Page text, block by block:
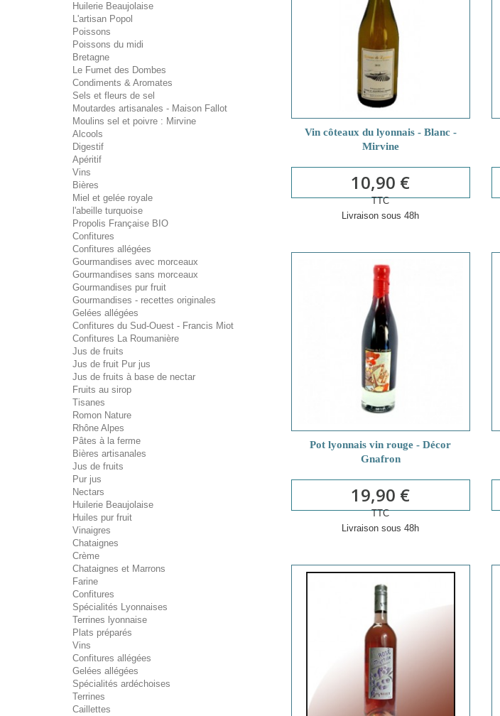
Huilerie Beaujolaise
L'artisan Popol
Poissons
Poissons du midi
Bretagne
Le Fumet des Dombes
Condiments & Aromates
Sels et fleurs de sel
Moutardes artisanales - Maison Fallot
Moulins sel et poivre : Mirvine
Alcools
Digestif
Apéritif
Vins
Bières
Miel et gelée royale
l'abeille turquoise
Propolis Française BIO
Confitures
Confitures allégées
Gourmandises avec morceaux
Gourmandises sans morceaux
Gourmandises pur fruit
Gourmandises - recettes originales
Gelées allégées
Confitures du Sud-Ouest - Francis Miot
Confitures La Roumanière
Jus de fruits
Jus de fruit Pur jus
Jus de fruits à base de nectar
Fruits au sirop
Tisanes
Romon Nature
Rhône Alpes
Pâtes à la ferme
Bières artisanales
Jus de fruits
Pur jus
Nectars
Huilerie Beaujolaise
Huiles pur fruit
Vinaigres
Chataignes
Crème
Chataignes et Marrons
Farine
Confitures
Spécialités Lyonnaises
Terrines lyonnaise
Plats préparés
Vins
Confitures allégées
Gelées allégées
Spécialités ardéchoises
Terrines
Caillettes
Vin côteaux du lyonnais - Blanc -
Mirvine
10,90 €
TTC
Livraison sous 48h
Pot lyonnais vin rouge - Décor
Gnafron
19,90 €
TTC
Livraison sous 48h